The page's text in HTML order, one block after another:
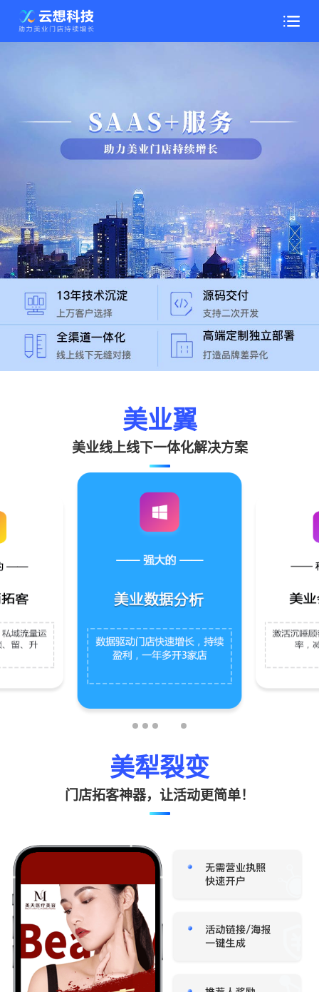
美业翼
美业线上线下一体化解决方案
美犁裂变
门店拓客神器，让活动更简单！